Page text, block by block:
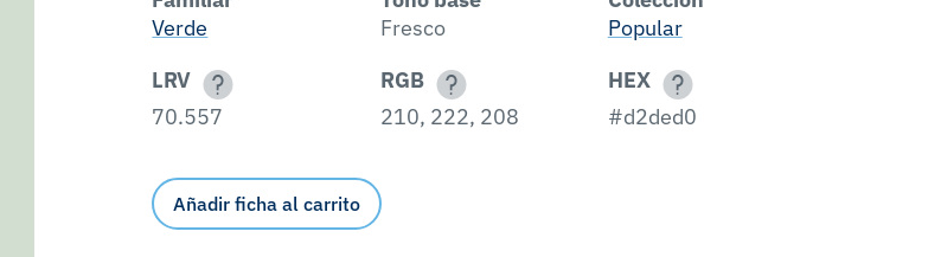
Verde
Fresco
Popular
LRV
70.557
RGB
210, 222, 208
HEX
#d2ded0
Añadir ficha al carrito